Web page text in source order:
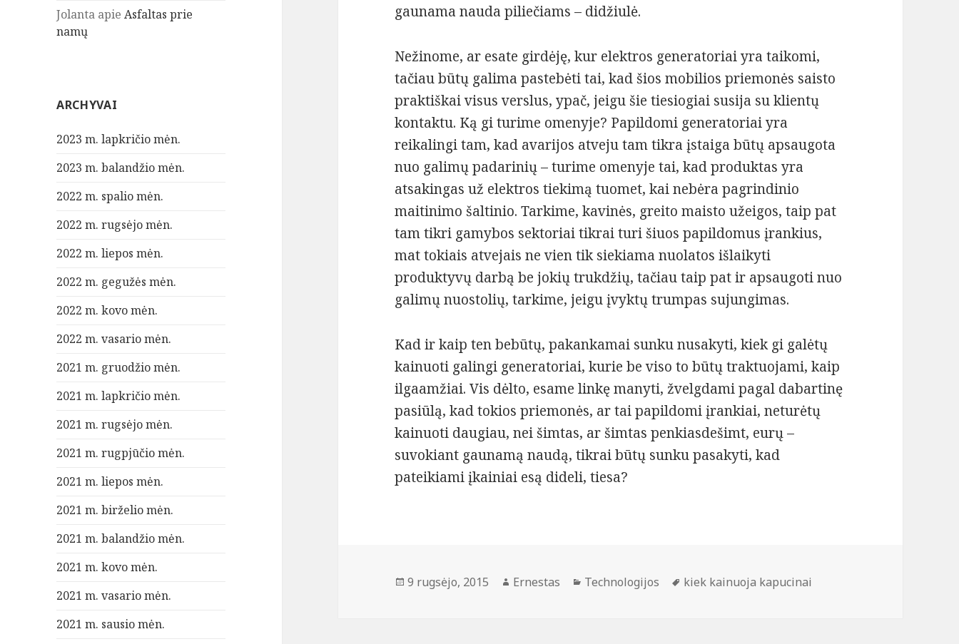
Jolanta apieAsfaltas prie
namų
ARCHYVAI
2023 m. lapkričio mėn.
2023 m. balandžio mėn.
2022 m. spalio mėn.
2022 m. rugsėjo mėn.
2022 m. liepos mėn.
2022 m. gegužės mėn.
2022 m. kovo mėn.
2022 m. vasario mėn.
2021 m. gruodžio mėn.
2021 m. lapkričio mėn.
2021 m. rugsėjo mėn.
2021 m. rugpjūčio mėn.
2021 m. liepos mėn.
2021 m. birželio mėn.
2021 m. balandžio mėn.
2021 m. kovo mėn.
2021 m. vasario mėn.
2021 m. sausio mėn.
gaunama nauda piliečiams – didžiulė.
Nežinome, ar esate girdėję, kur elektros generatoriai yra taikomi,
tačiau būtų galima pastebėti tai, kad šios mobilios priemonės saisto
praktiškai visus verslus, ypač, jeigu šie tiesiogiai susija su klientų
kontaktu. Ką gi turime omenyje? Papildomi generatoriai yra
reikalingi tam, kad avarijos atveju tam tikra įstaiga būtų apsaugota
nuo galimų padarinių – turime omenyje tai, kad produktas yra
atsakingas už elektros tiekimą tuomet, kai nebėra pagrindinio
maitinimo šaltinio. Tarkime, kavinės, greito maisto užeigos, taip pat
tam tikri gamybos sektoriai tikrai turi šiuos papildomus įrankius,
mat tokiais atvejais ne vien tik siekiama nuolatos išlaikyti
produktyvų darbą be jokių trukdžių, tačiau taip pat ir apsaugoti nuo
galimų nuostolių, tarkime, jeigu įvyktų trumpas sujungimas.
Kad ir kaip ten bebūtų, pakankamai sunku nusakyti, kiek gi galėtų
kainuoti galingi generatoriai, kurie be viso to būtų traktuojami, kaip
ilgaamžiai. Vis dėlto, esame linkę manyti, žvelgdami pagal dabartinę
pasiūlą, kad tokios priemonės, ar tai papildomi įrankiai, neturėtų
kainuoti daugiau, nei šimtas, ar šimtas penkiasdešimt, eurų –
suvokiant gaunamą naudą, tikrai būtų sunku pasakyti, kad
pateikiami įkainiai esą dideli, tiesa?
Paskelbta
9 rugsėjo, 2015 Autorius
Ernestas Kategorijos
Technologijos Žymos
kiek kainuoja kapucinai